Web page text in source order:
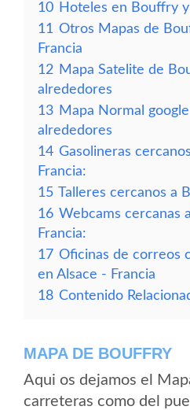
10 Hoteles en Bouffry
11 Otros Mapas de
Francia
12 Mapa Satelite de
alrededores
13 Mapa Normal
alrededores
14 Gasolineras
Francia:
15 Talleres cercanos a
16 Webcams cercanas
Francia:
17 Oficinas de correos
en Alsace - Francia
18 Contenido
MAPA DE BOUFFRY
Aqui os dejamos el
carreteras como del